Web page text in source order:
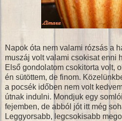
Napok óta nem valami rózsás a
muszáj volt valami csokisat enni
Első gondolatom csokitorta volt,
én sütöttem, de finom.
a pocsék időben nem volt
útnak indulni. Mondjuk egy
fejemben, de abból jót itt még
Leggyorsabb, legcsokisabb